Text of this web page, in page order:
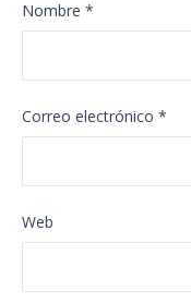
Nombre *
Correo electrónico *
Web